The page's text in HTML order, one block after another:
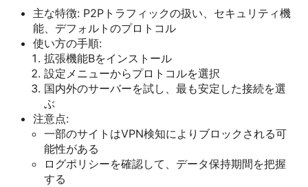
主な特徴: P2Pトラフィックの扱い、セキュリティ機
能、デフォルトのプロトコル
使い方の手順:
拡張機能Bをインストール
設定メニューからプロトコルを選択
国内外のサーバーを試し、最も安定した接続を選
ぶ
注意点:
一部のサイトはVPN検知によりブロックされる可
能性がある
ログポリシーを確認して、データ保持期間を把握
する